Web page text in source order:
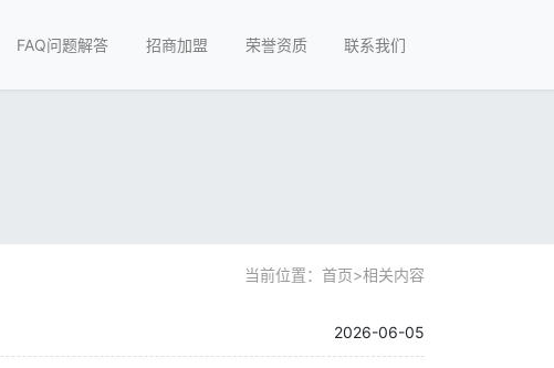
FAQ问题解答 招商加盟 荣誉资质 联系我们
当前位置： 首页>相关内容
2026-06-05